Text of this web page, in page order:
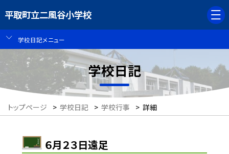
平取町立二風谷小学校
学校日記メニュー
学校日記
トップページ > 学校日記 > 学校行事 > 詳細
６月２３日遠足